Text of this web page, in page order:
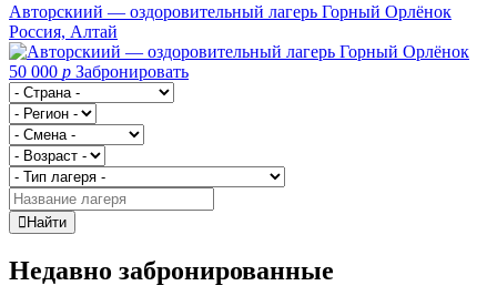
Авторскиий — оздоровительный лагерь Горный Орлёнок
Россия, Алтай
50 000 p Забронировать
Найти
Недавно забронированные